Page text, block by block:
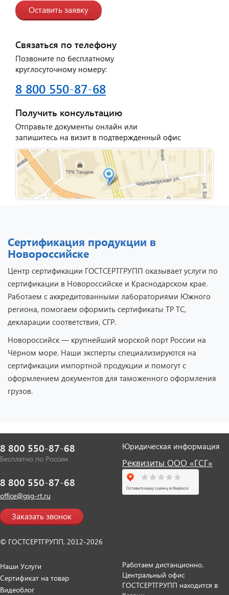
Оставить заявку
Связаться по телефону
Позвоните по бесплатному
круглосуточному номеру:
8 800 550-87-68
Получить консультацию
Отправьте документы онлайн или
запишитесь на визит в подтвержденный офис
Сертификация продукции в
Новороссийске
Центр сертификации ГОСТСЕРТГРУПП оказывает услуги по
сертификации в Новороссийске и Краснодарском крае.
Работаем с аккредитованными лабораториями Южного
региона, помогаем оформить сертификаты ТР ТС,
декларации соответствия, СГР.
Новороссийск — крупнейший морской порт России на
Чёрном море. Наши эксперты специализируются на
сертификации импортной продукции и помогут с
оформлением документов для таможенного оформления
грузов.
8 800 550-87-68
Бесплатно по России
8 800 550-87-68
office@gsg-rt.ru
Заказать звонок
© ГОСТСЕРТГРУПП, 2012-2026
Юридическая информация
Реквизиты ООО «ГСГ»
Наши Услуги
Сертификат на товар
Видеоблог
Работаем дистанционно.
Центральный офис
ГОСТСЕРТГРУПП находится в